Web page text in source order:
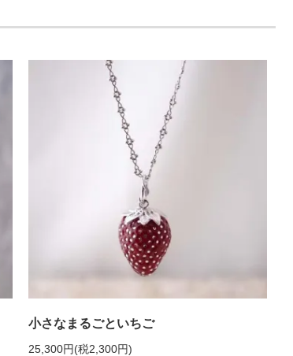
小さなまるごといちご
25,300円(税2,300円)